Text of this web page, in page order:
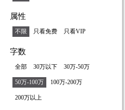
属性
不限 只看免费 只看VIP
字数
全部 30万以下 30万-50万
50万-100万 100万-200万
200万以上